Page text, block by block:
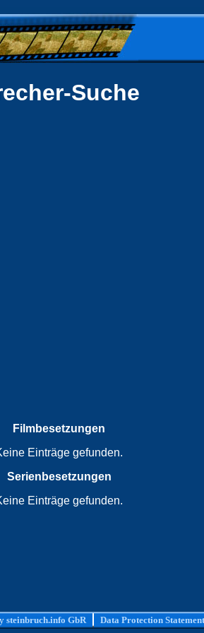
Suche
Filmbesetzungen
Einträge gefunden.
Serienbesetzungen
Einträge gefunden.
steinbruch.info GbR Data Protection Statement